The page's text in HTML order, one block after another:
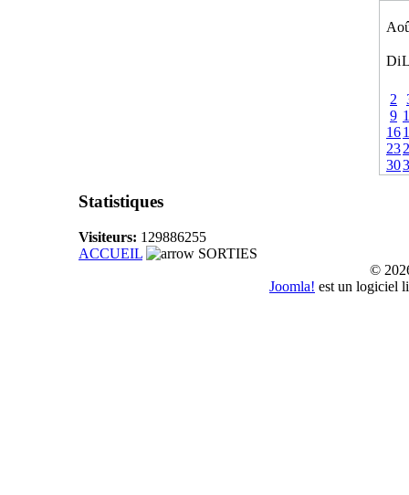
Di
2
9
16
23
30
Statistiques
Visiteurs: 129886255
ACCUEIL
SORTIES
©
Joomla! est un logiciel